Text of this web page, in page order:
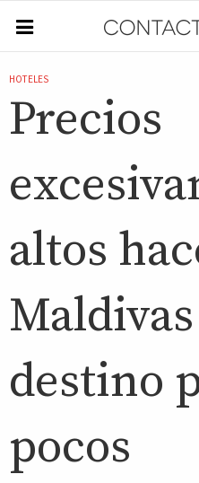
HOTELES
Precios
altos
destino
pocos